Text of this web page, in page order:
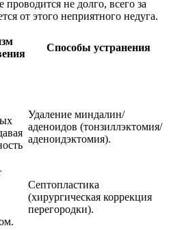
не долго, всего за
от этого неприятного недуга.
Способы устранения
Удаление миндалин/
аденоидов (тонзиллэктомия/
аденоидэктомия).
Септопластика
(хирургическая коррекция
перегородки).